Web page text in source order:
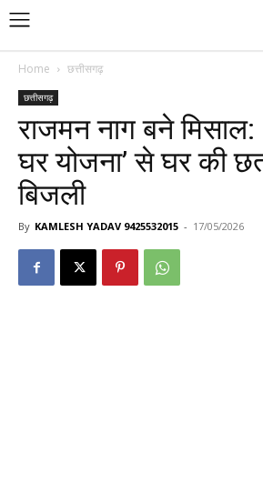
Home छत्तीसगढ़
छत्तीसगढ़
राजमन नाग बने मिसाल:
घर योजना’ से घर की
बिजली
By KAMLESH YADAV 9425532015 - 17/05/2026